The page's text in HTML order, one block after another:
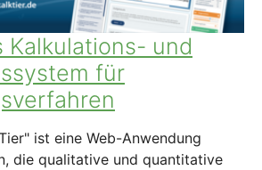
Kalkulations- und
für
ist eine Web-Anwendung
die qualitative und quantitative